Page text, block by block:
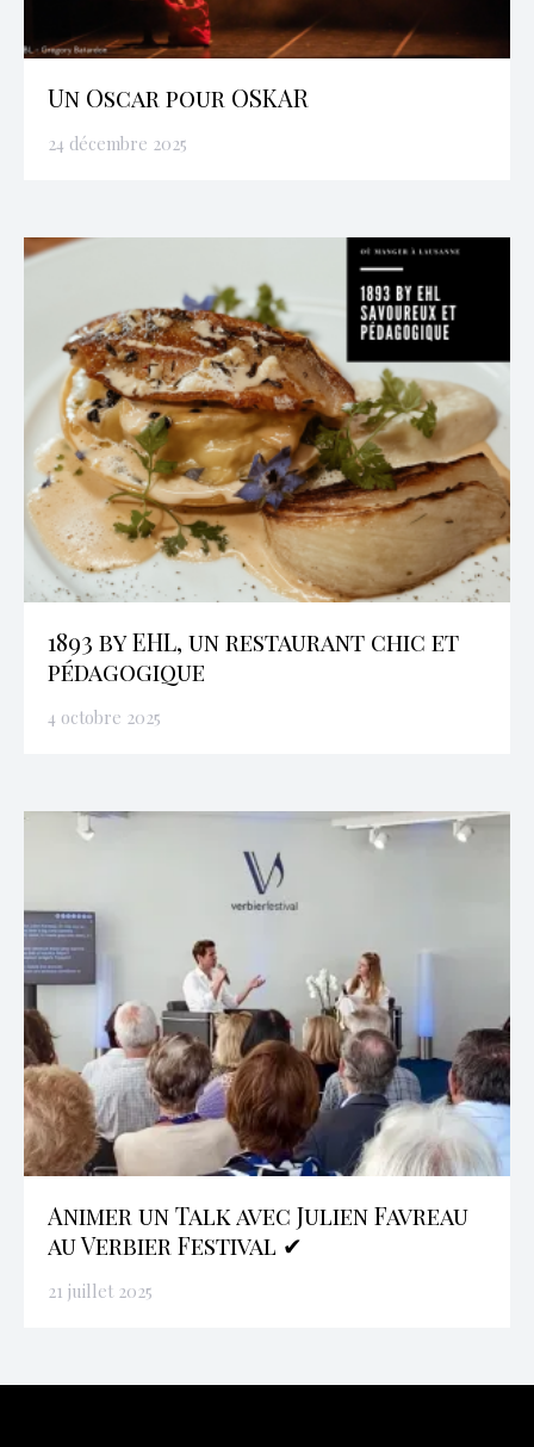
Un Oscar pour OSKAR
24 décembre 2025
1893 by EHL, un restaurant chic et
pédagogique
4 octobre 2025
Animer un Talk avec Julien Favreau
au Verbier Festival ✔
21 juillet 2025